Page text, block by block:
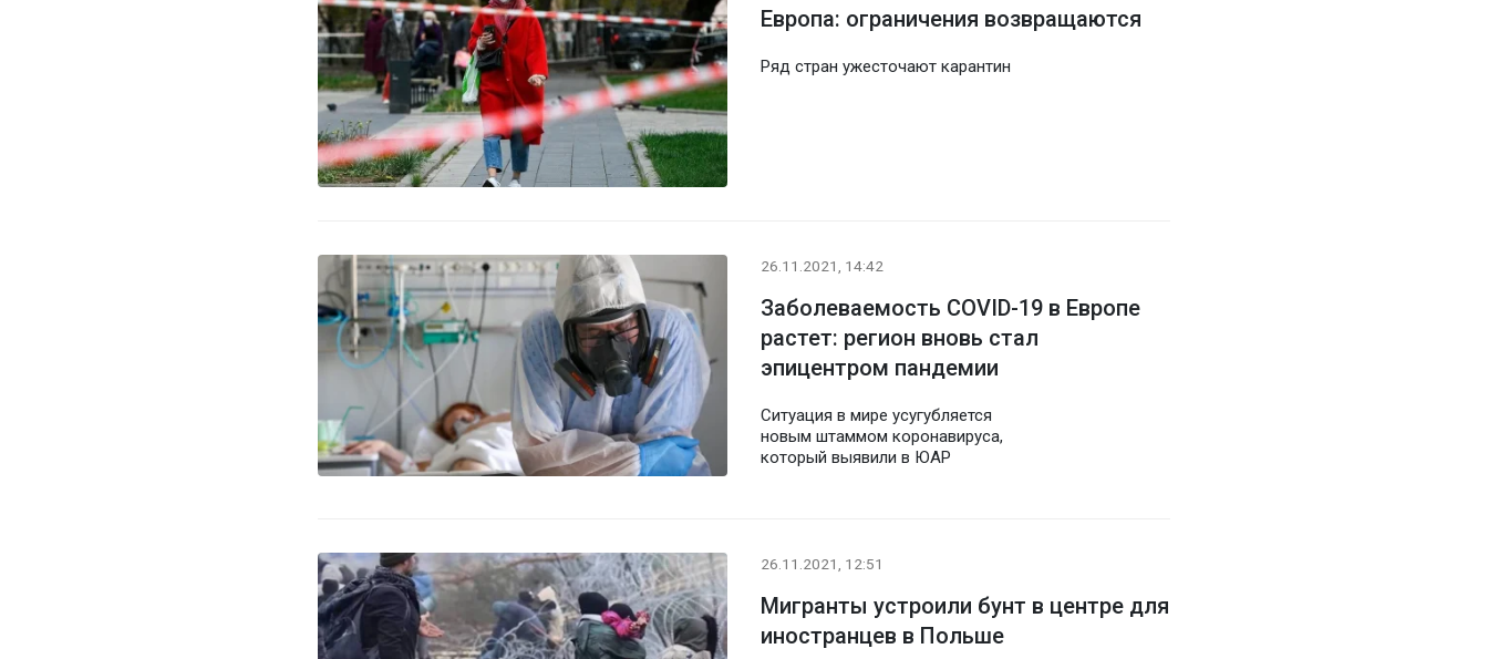
Европа: ограничения возвращаются
Ряд стран ужесточают карантин
26.11.2021, 14:42
Заболеваемость COVID-19 в Европе
растет: регион вновь стал
эпицентром пандемии
Ситуация в мире усугубляется
новым штаммом коронавируса,
который выявили в ЮАР
26.11.2021, 12:51
Мигранты устроили бунт в центре для
иностранцев в Польше